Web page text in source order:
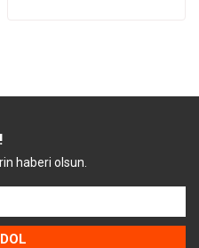
haberi olsun.